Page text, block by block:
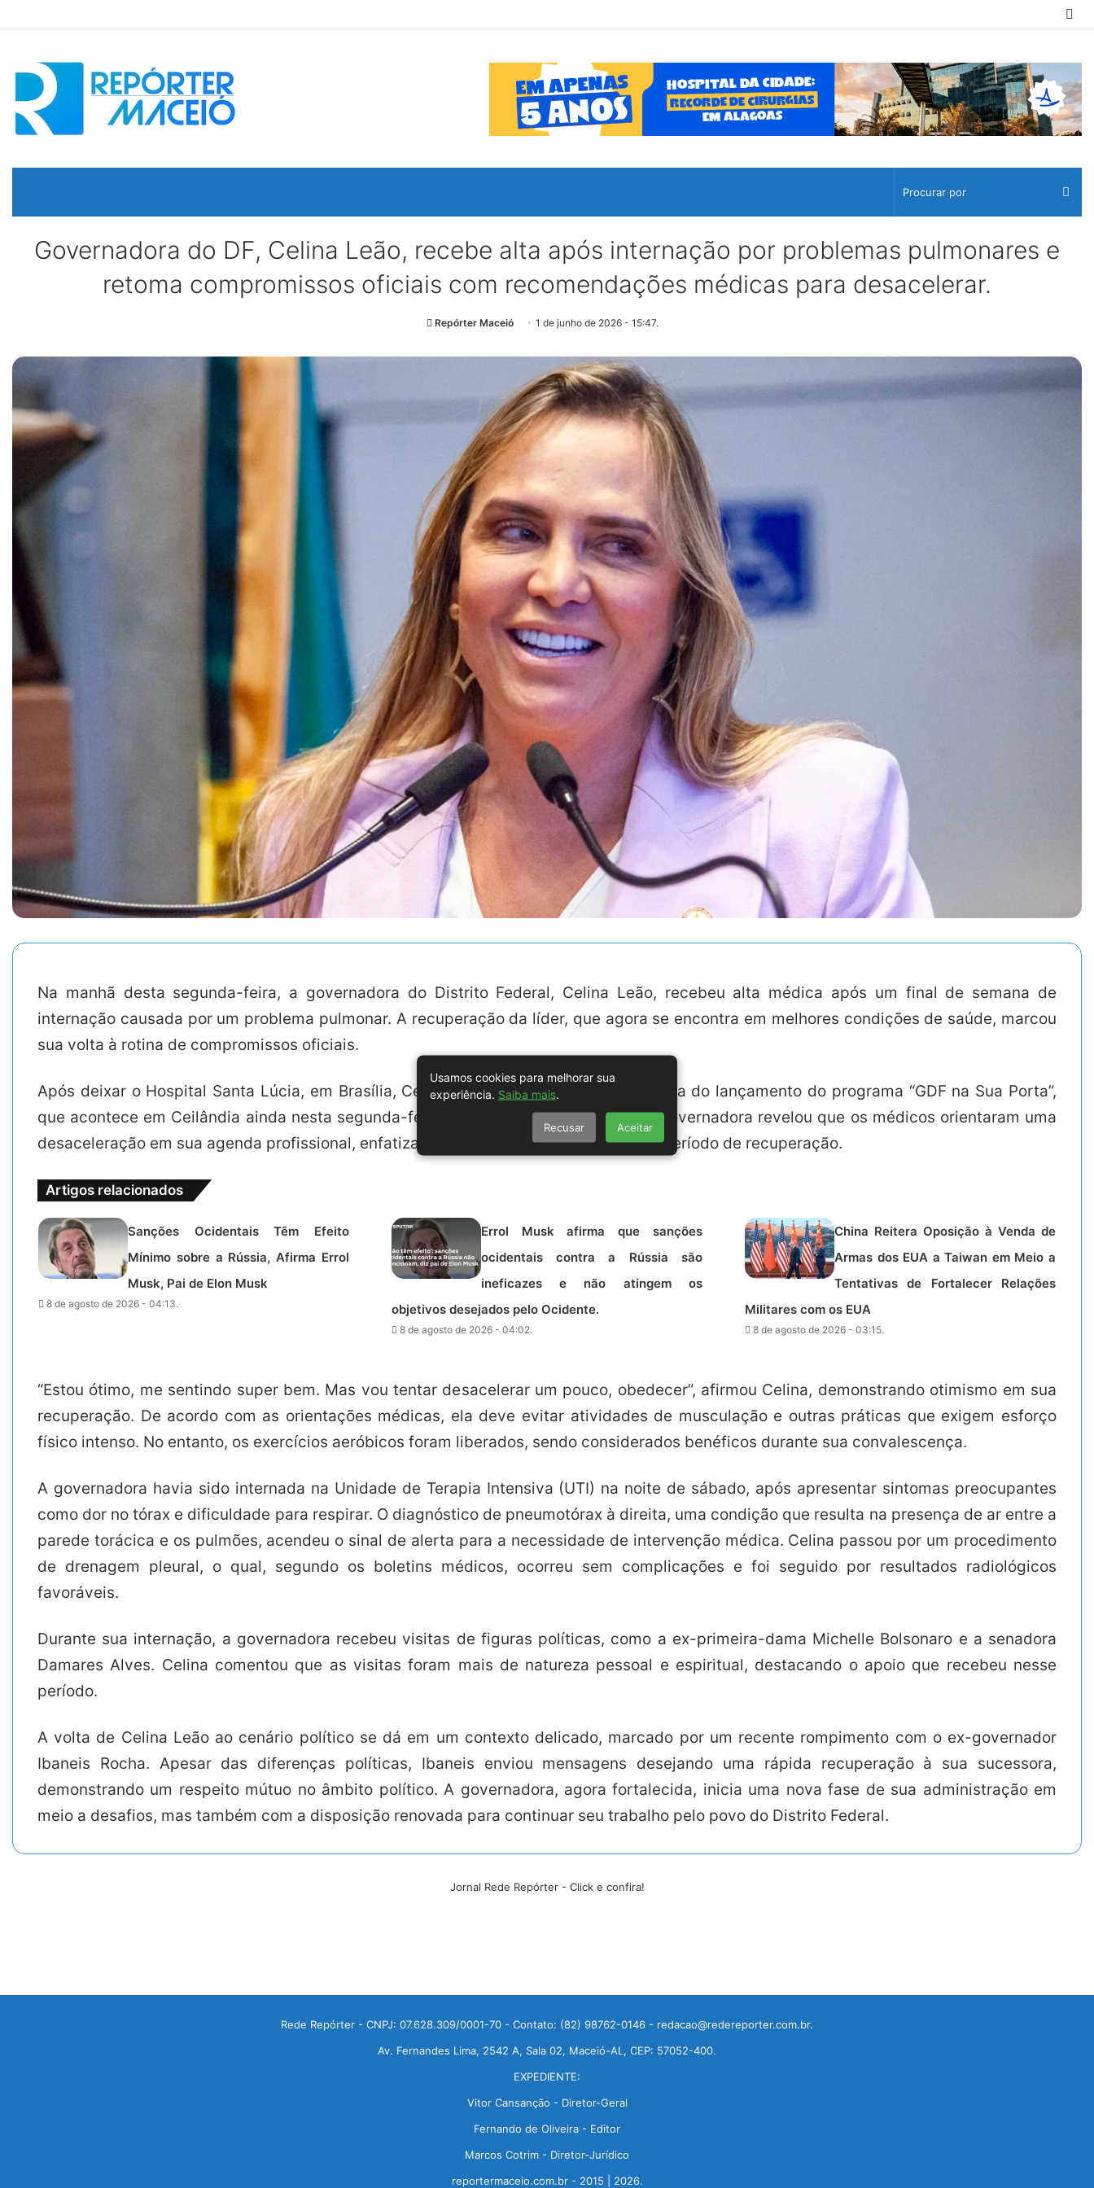
Governadora do DF, Celina Leão, recebe alta após internação por problemas pulmonares e
retoma compromissos oficiais com recomendações médicas para desacelerar.
Repórter Maceió 1 de junho de 2026 - 15:47.
Na manhã desta segunda-feira, a governadora do Distrito Federal, Celina Leão, recebeu alta médica após um final de semana de
internação causada por um problema pulmonar. A recuperação da líder, que agora se encontra em melhores condições de saúde, marcou
sua volta à rotina de compromissos oficiais.
Após deixar o Hospital Santa Lúcia, em Brasília, Celina Leão anunciou que participaria do lançamento do programa “GDF na Sua Porta”,
que acontece em Ceilândia ainda nesta segunda-feira. Em sua saída do hospital, a governadora revelou que os médicos orientaram uma
desaceleração em sua agenda profissional, enfatizando a importância de respeitar o período de recuperação.
Artigos relacionados
Sanções Ocidentais Têm Efeito
Mínimo sobre a Rússia, Afirma Errol
Musk, Pai de Elon Musk
8 de agosto de 2026 - 04:13.
Errol Musk afirma que sanções
ocidentais contra a Rússia são
ineficazes e não atingem os
objetivos desejados pelo Ocidente.
8 de agosto de 2026 - 04:02.
China Reitera Oposição à Venda de
Armas dos EUA a Taiwan em Meio a
Tentativas de Fortalecer Relações
Militares com os EUA
8 de agosto de 2026 - 03:15.
“Estou ótimo, me sentindo super bem. Mas vou tentar desacelerar um pouco, obedecer”, afirmou Celina, demonstrando otimismo em sua
recuperação. De acordo com as orientações médicas, ela deve evitar atividades de musculação e outras práticas que exigem esforço
físico intenso. No entanto, os exercícios aeróbicos foram liberados, sendo considerados benéficos durante sua convalescença.
A governadora havia sido internada na Unidade de Terapia Intensiva (UTI) na noite de sábado, após apresentar sintomas preocupantes
como dor no tórax e dificuldade para respirar. O diagnóstico de pneumotórax à direita, uma condição que resulta na presença de ar entre a
parede torácica e os pulmões, acendeu o sinal de alerta para a necessidade de intervenção médica. Celina passou por um procedimento
de drenagem pleural, o qual, segundo os boletins médicos, ocorreu sem complicações e foi seguido por resultados radiológicos
favoráveis.
Durante sua internação, a governadora recebeu visitas de figuras políticas, como a ex-primeira-dama Michelle Bolsonaro e a senadora
Damares Alves. Celina comentou que as visitas foram mais de natureza pessoal e espiritual, destacando o apoio que recebeu nesse
período.
A volta de Celina Leão ao cenário político se dá em um contexto delicado, marcado por um recente rompimento com o ex-governador
Ibaneis Rocha. Apesar das diferenças políticas, Ibaneis enviou mensagens desejando uma rápida recuperação à sua sucessora,
demonstrando um respeito mútuo no âmbito político. A governadora, agora fortalecida, inicia uma nova fase de sua administração em
meio a desafios, mas também com a disposição renovada para continuar seu trabalho pelo povo do Distrito Federal.
Jornal Rede Repórter - Click e confira!
Rede Repórter - CNPJ: 07.628.309/0001-70 - Contato: (82) 98762-0146 - redacao@redereporter.com.br.
Av. Fernandes Lima, 2542 A, Sala 02, Maceió-AL, CEP: 57052-400.
EXPEDIENTE:
Vitor Cansanção - Diretor-Geral
Fernando de Oliveira - Editor
Marcos Cotrim - Diretor-Jurídico
reportermaceio.com.br - 2015 | 2026.
Usamos cookies para melhorar sua
experiência. Saiba mais
Recusar Aceitar